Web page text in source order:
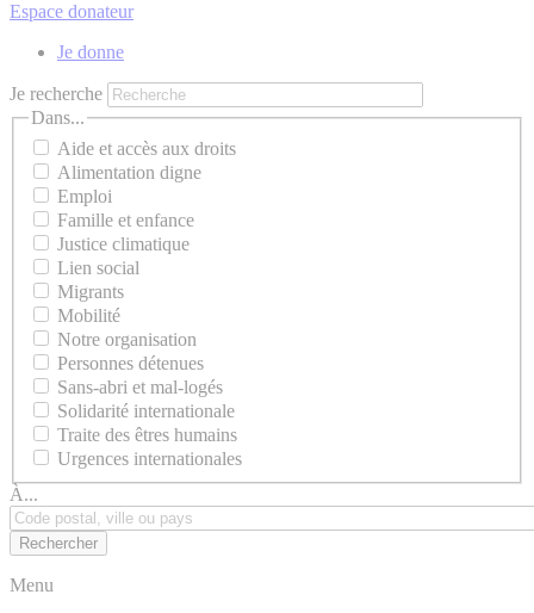
Espace donateur
Je donne
Je recherche
Dans...
Aide et accès aux droits
Alimentation digne
Emploi
Famille et enfance
Justice climatique
Lien social
Migrants
Mobilité
Notre organisation
Personnes détenues
Sans-abri et mal-logés
Solidarité internationale
Traite des êtres humains
Urgences internationales
À...
Menu